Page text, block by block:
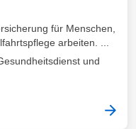
für Menschen,
arbeiten. ...
und